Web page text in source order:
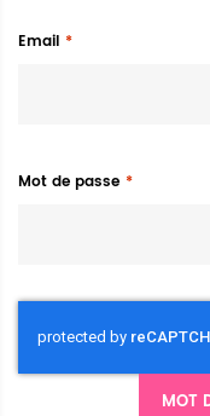
Email
Mot de passe
MOT